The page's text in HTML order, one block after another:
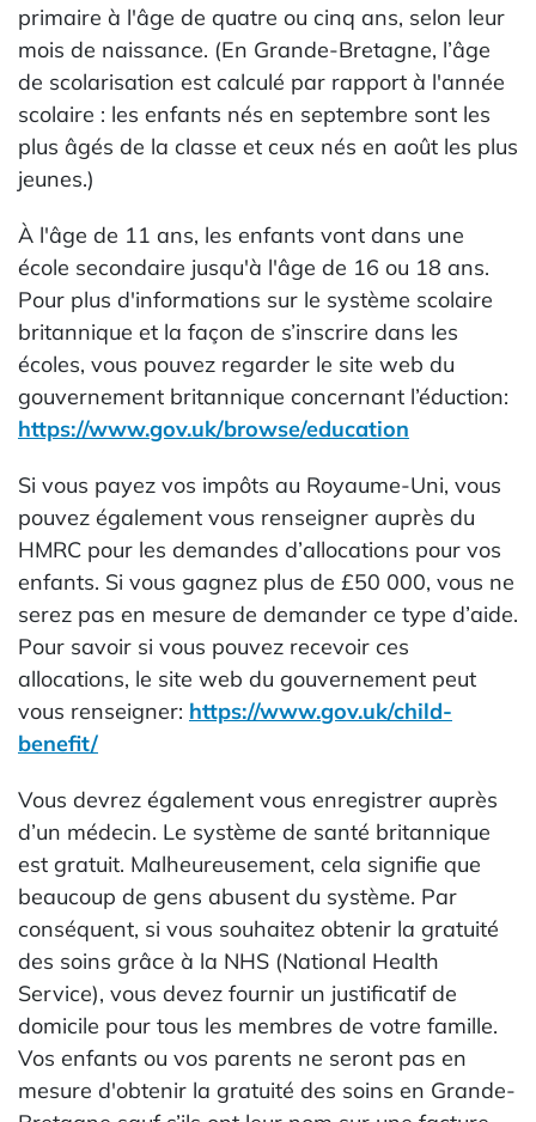
primaire à l'âge de quatre ou cinq ans, selon leur
mois de naissance. (En Grande-Bretagne, l’âge
de scolarisation est calculé par rapport à l'année
scolaire : les enfants nés en septembre sont les
plus âgés de la classe et ceux nés en août les plus
jeunes.)
À l'âge de 11 ans, les enfants vont dans une
école secondaire jusqu'à l'âge de 16 ou 18 ans.
Pour plus d'informations sur le système scolaire
britannique et la façon de s’inscrire dans les
écoles, vous pouvez regarder le site web du
gouvernement britannique concernant l’éduction:
https://www.gov.uk/browse/education
Si vous payez vos impôts au Royaume-Uni, vous
pouvez également vous renseigner auprès du
HMRC pour les demandes d’allocations pour vos
enfants. Si vous gagnez plus de £50 000, vous ne
serez pas en mesure de demander ce type d’aide.
Pour savoir si vous pouvez recevoir ces
allocations, le site web du gouvernement peut
vous renseigner: https://www.gov.uk/child-
benefit/
Vous devrez également vous enregistrer auprès
d’un médecin. Le système de santé britannique
est gratuit. Malheureusement, cela signifie que
beaucoup de gens abusent du système. Par
conséquent, si vous souhaitez obtenir la gratuité
des soins grâce à la NHS (National Health
Service), vous devez fournir un justificatif de
domicile pour tous les membres de votre famille.
Vos enfants ou vos parents ne seront pas en
mesure d'obtenir la gratuité des soins en Grande-